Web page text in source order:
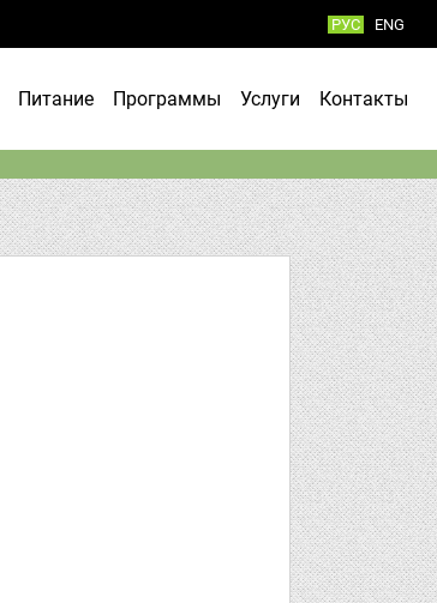
РУC ENG
Питание Программы Услуги Контакты